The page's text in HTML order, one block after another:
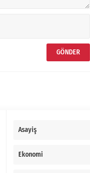
Asayiş
Ekonomi